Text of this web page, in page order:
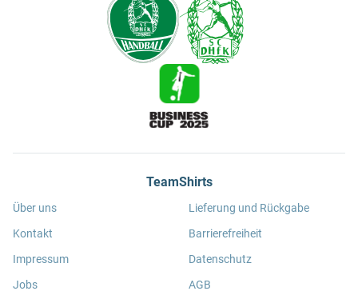
TeamShirts
Über uns
Kontakt
Impressum
Jobs
Lieferung und Rückgabe
Barrierefreiheit
Datenschutz
AGB